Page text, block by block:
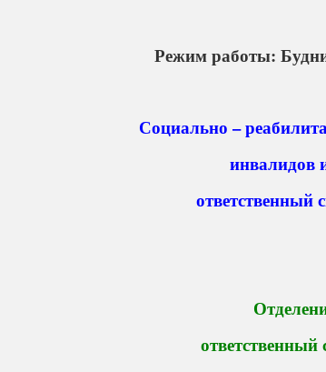
Режим работы: Будни
Социально –
инвалидов